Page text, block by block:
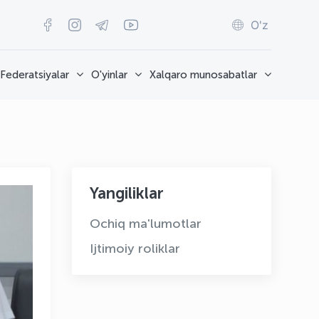
O'z
Federatsiyalar O'yinlar Xalqaro munosabatlar
Yangiliklar
Ochiq ma'lumotlar
Ijtimoiy roliklar